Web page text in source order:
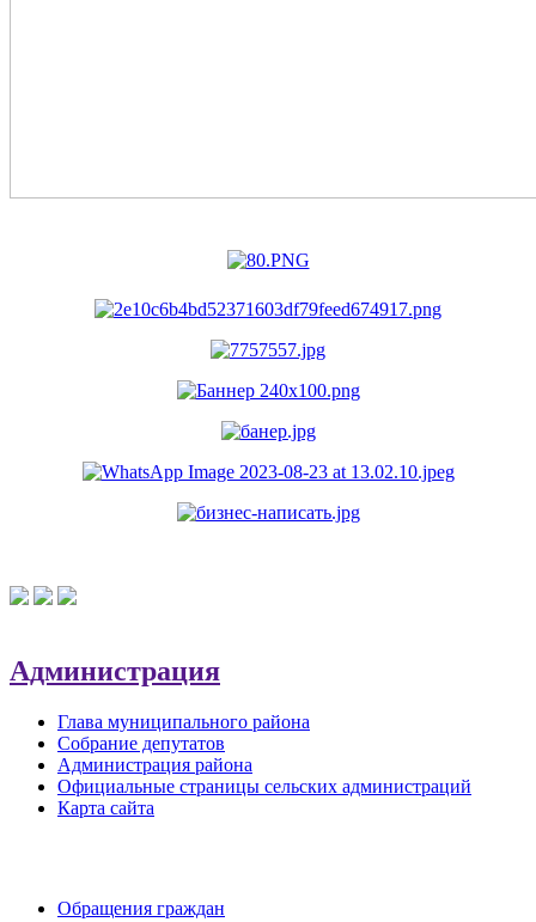
Администрация
Глава муниципального района
Собрание депутатов
Администрация района
Официальные страницы сельских администраций
Карта сайта
Обращения граждан